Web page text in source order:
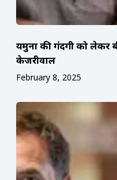
यमुना की गंदगी को लेकर
केजरीवाल
February 8, 2025